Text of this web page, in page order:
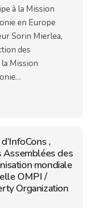
à la Mission
en Europe
Sorin Mierlea,
des
Mission
,
Assemblées des
mondiale
OMPI /
Organization